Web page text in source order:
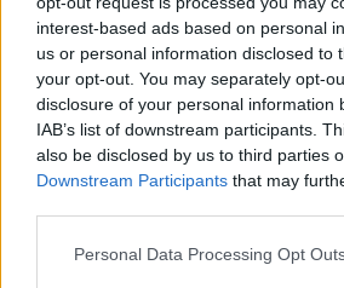
interest-based ads based on personal
us or personal information disclosed to
your opt-out. You may separately opt-
disclosure of your personal information
IAB’s list of downstream participants.
also be disclosed by us to third parties
Downstream Participants that may
Personal Data Processing Opt
99-ąjį gimtadienį minintis
esu tiesiog nustebintas
Lietuvos diena 2025-11-03